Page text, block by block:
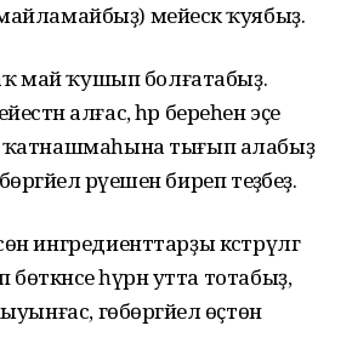
майламайбыҙ) мейескә ҡуябыҙ.
май ҡушып болғатабыҙ.
алғас, һәр береһен эҫе
тығып алабыҙ
рәүешен биреп теҙәбеҙ.
ингредиенттарҙы кәстрүлгә
бөткәнсе һүрән утта тотабыҙ,
гөбөргәйел өҫтөнә